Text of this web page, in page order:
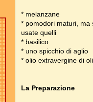
* melanzane
* pomodori maturi, ma
usate quelli
* basilico
* uno spicchio di aglio
* olio extravergine di
La Preparazione